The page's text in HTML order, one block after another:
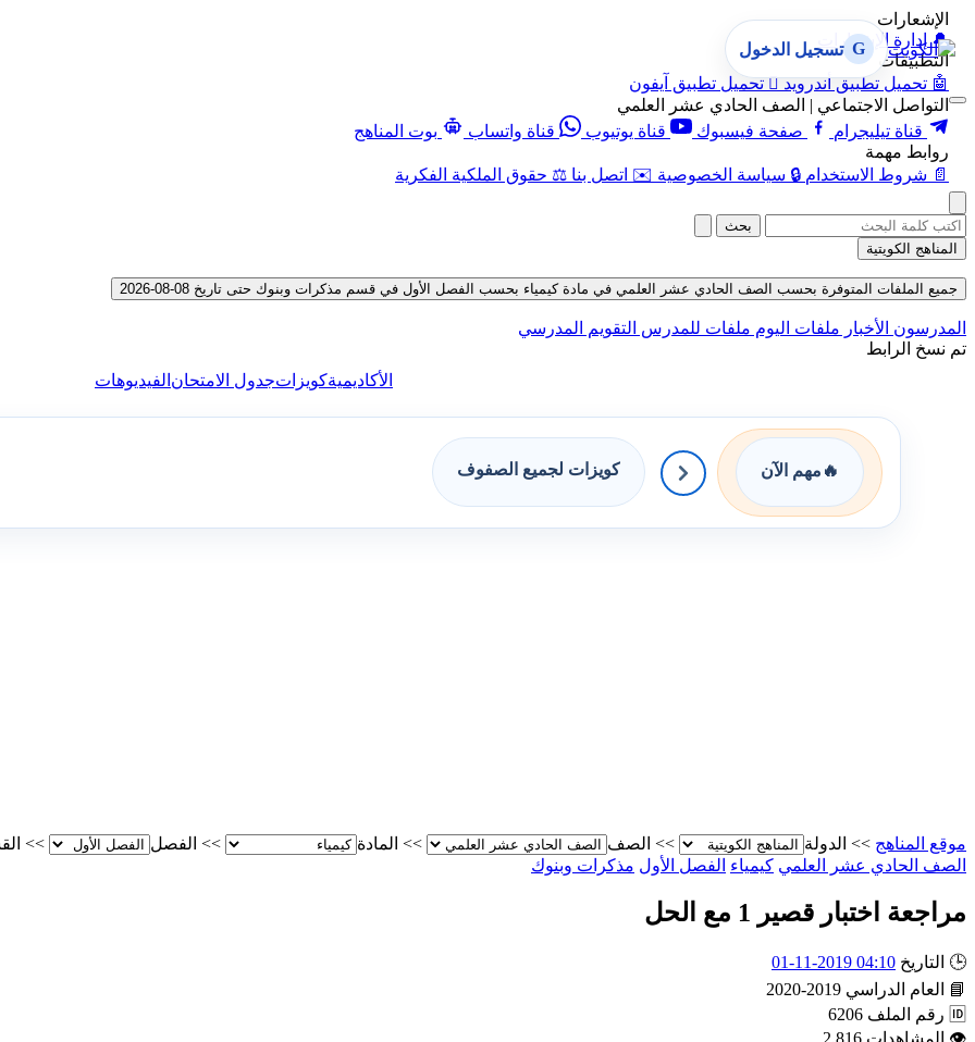
الإشعارات
🔔 إدارة الإشعارات
التطبيقات
🤖 تحميل تطبيق أندرويد  تحميل تطبيق آيفون
التواصل الاجتماعي | الصف الحادي عشر العلمي
قناة تيليجرام
صفحة فيسبوك قناة يوتيوب قناة واتساب
بوت المناهج
روابط مهمة
📄 شروط الاستخدام 🔒 سياسة الخصوصية ✉️ اتصل بنا ⚖️ حقوق الملكية الفكرية
G تسجيل الدخول
بحث
المناهج الكويتية
جميع الملفات المتوفرة بحسب الصف الحادي عشر العلمي في مادة كيمياء بحسب الفصل الأول في قسم مذكرات وبنوك حتى تاريخ 08-08-2026
المدرسون الأخبار ملفات اليوم ملفات للمدرس التقويم المدرسي
تم نسخ الرابط
الأكاديميةكويزاتجدول الامتحان الفيديوهات
🔥 مهم الآن كويزات لجميع الصفوف
موقع المناهج >> الدولة >> الصف >> المادة >> الفصل >>
الصف الحادي عشر العلمي كيمياء الفصل الأول مذكرات وبنوك
مراجعة اختبار قصير 1 مع الحل
🕒 التاريخ 04:10 2019-11-01
📘
العام الدراسي 2019-2020
🆔 رقم الملف 6206
👁 المشاهدات 2,816